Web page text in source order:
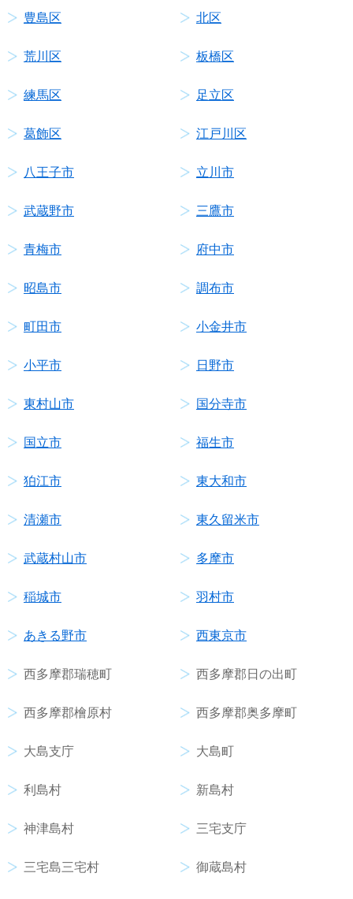
豊島区 北区
荒川区 板橋区
練馬区 足立区
葛飾区 江戸川区
八王子市 立川市
武蔵野市 三鷹市
青梅市 府中市
昭島市 調布市
町田市 小金井市
小平市 日野市
東村山市 国分寺市
国立市 福生市
狛江市 東大和市
清瀬市 東久留米市
武蔵村山市 多摩市
稲城市 羽村市
あきる野市 西東京市
西多摩郡瑞穂町 西多摩郡日の出町
西多摩郡檜原村 西多摩郡奥多摩町
大島支庁 大島町
利島村 新島村
神津島村 三宅支庁
三宅島三宅村 御蔵島村